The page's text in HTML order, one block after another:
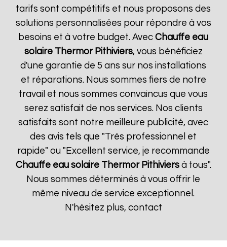
tarifs sont compétitifs et nous proposons des
solutions personnalisées pour répondre à vos
besoins et à votre budget. AvecChauffe eau
solaire Thermor Pithiviers, vous bénéficiez
d'une garantie de 5 ans sur nos installations
et réparations. Nous sommes fiers de notre
travail et nous sommes convaincus que vous
serez satisfait de nos services. Nos clients
satisfaits sont notre meilleure publicité, avec
des avis tels que "Très professionnel et
rapide" ou "Excellent service, je recommande
Chauffe eau solaire Thermor Pithiviersà tous".
Nous sommes déterminés à vous offrir le
même niveau de service exceptionnel.
N'hésitez plus, contact